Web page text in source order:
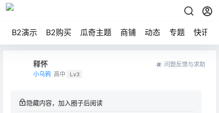
B2演示 B2购买 瓜奇主题 商铺 动态 专题 快讯
释怀
小乌鸦 高中 Lv3
问题反馈与求助
隐藏内容，加入圈子后阅读